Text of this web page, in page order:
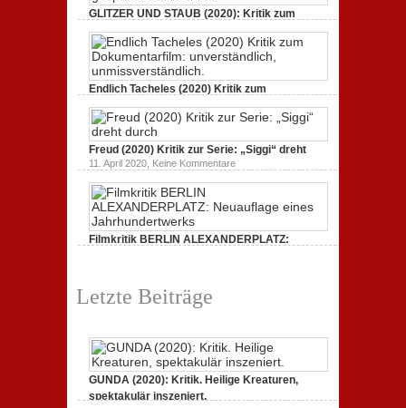
Kreaturen,
spektakulär
GLITZER UND STAUB (2020): Kritik zum
Dokumentarfilm.
3. Oktober 2020,Keine Kommentare zu
GLITZER
UND
(2020):
Kritik
zum
Dokumentarfilm.
durch
ein
Amerika.
Endlich Tacheles (2020) Kritik zum
Dokumentarfilm: unverständlich,
19. Mai 2020,Keine Kommentarezu
Tacheles
(2020)
Kritik
zum
Dokumentarfilm:
unmissverständlich.
Freud (2020) Kritik zur Serie: „Siggi“ dreht
11. April 2020, Keine Kommentarezu
Freud
(2020)
zur
dreht
durch
Filmkritik BERLIN ALEXANDERPLATZ:
Letzte Beiträge
GUNDA (2020): Kritik. Heilige Kreaturen,
spektakulär inszeniert.